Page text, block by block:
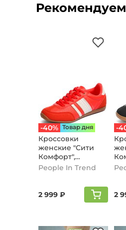
-40% Товар дня
Кроссовки
женские "Сити
Комфорт",
красный
People In Trend
2 999 ₽
-
2